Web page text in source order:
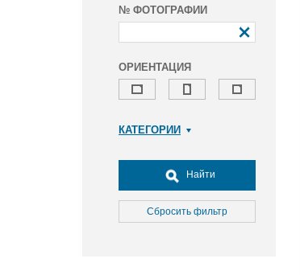
№ ФОТОГРАФИИ
ОРИЕНТАЦИЯ
КАТЕГОРИИ
Досуг, туризм и отдых
Культура
Медицина
Найти
Сбросить фильтр